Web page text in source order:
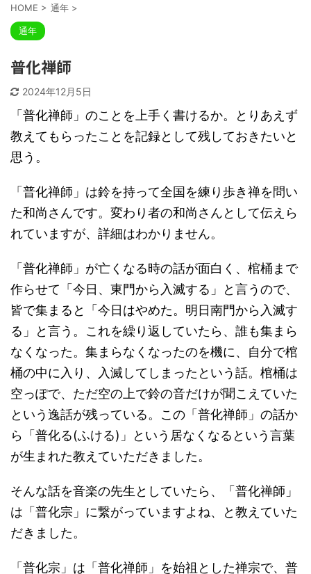
HOME > 通年 >
通年
普化禅師
2024年12月5日
「普化禅師」のことを上手く書けるか。とりあえず
教えてもらったことを記録として残しておきたいと
思う。
「普化禅師」は鈴を持って全国を練り歩き禅を問い
た和尚さんです。変わり者の和尚さんとして伝えら
れていますが、詳細はわかりません。
「普化禅師」が亡くなる時の話が面白く、棺桶まで
作らせて「今日、東門から入滅する」と言うので、
皆で集まると「今日はやめた。明日南門から入滅す
る」と言う。これを繰り返していたら、誰も集まら
なくなった。集まらなくなったのを機に、自分で棺
桶の中に入り、入滅してしまったという話。棺桶は
空っぽで、ただ空の上で鈴の音だけが聞こえていた
という逸話が残っている。この「普化禅師」の話か
ら「普化る(ふける)」という居なくなるという言葉
が生まれた教えていただきました。
そんな話を音楽の先生としていたら、「普化禅師」
は「普化宗」に繋がっていますよね、と教えていた
だきました。
「普化宗」は「普化禅師」を始祖とした禅宗で、普